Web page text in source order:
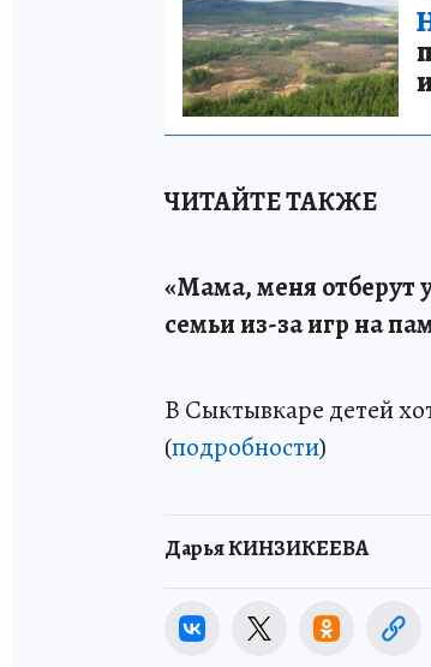
ЧИТАЙТЕ ТАКЖЕ
«Мама, меня отберут
семьи из-за игр на
В Сыктывкаре детей
(подробности)
Дарья КИНЗИКЕЕВА